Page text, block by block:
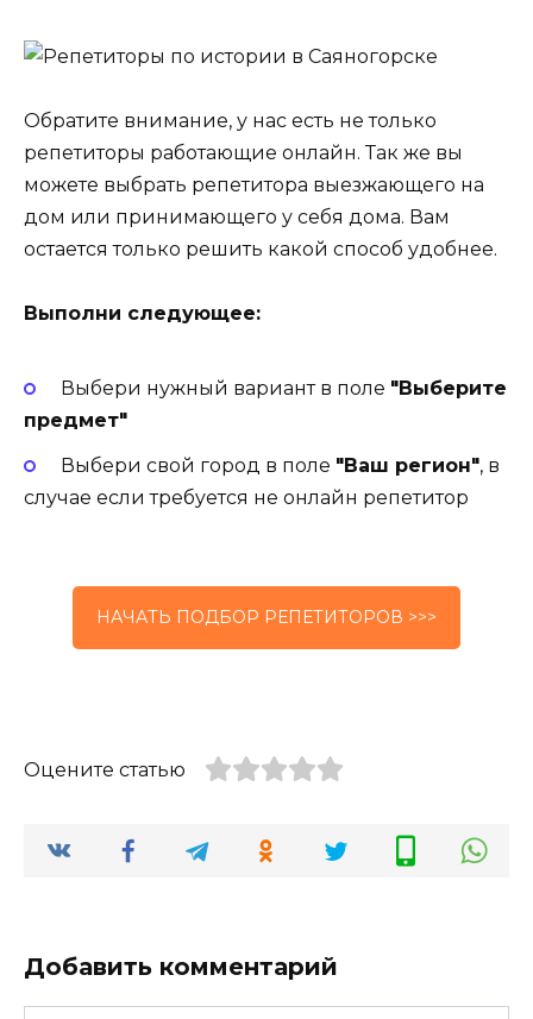
Обратите внимание, у нас есть не только
репетиторы работающие онлайн. Так же вы
можете выбрать репетитора выезжающего на
дом или принимающего у себя дома. Вам
остается только решить какой способ удобнее.
Выполни следующее:
Выбери нужный вариант в поле "Выберите
предмет"
Выбери свой город в поле "Ваш регион", в
случае если требуется не онлайн репетитор
НАЧАТЬ ПОДБОР РЕПЕТИТОРОВ >>>
Оцените статью
Добавить комментарий